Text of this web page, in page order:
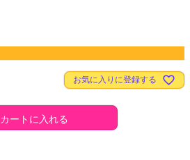
お気に入りに登録する
カートに入れる